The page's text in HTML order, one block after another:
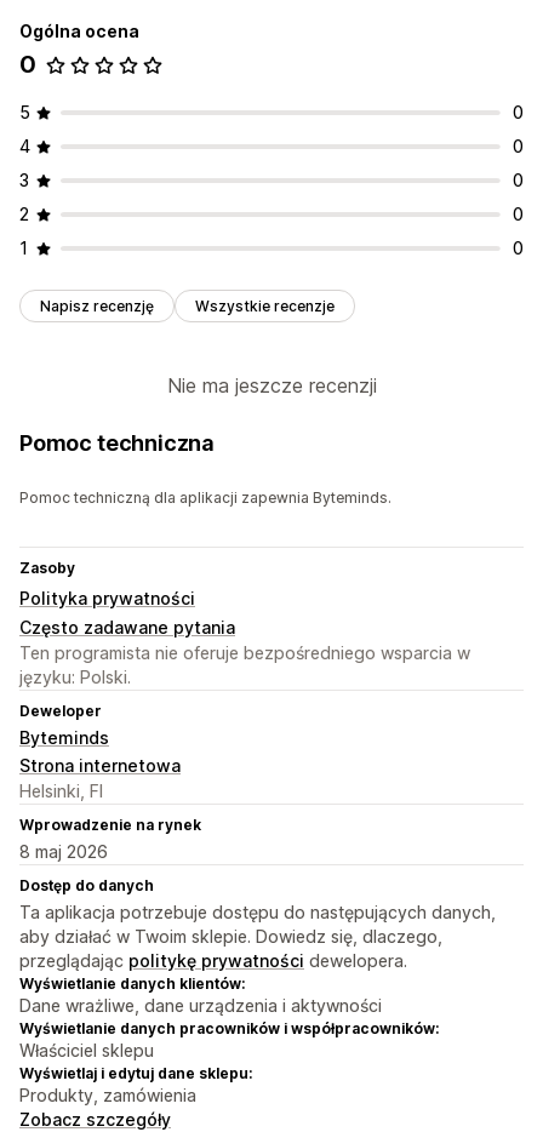
Ogólna ocena
0
5
0
4
0
3
0
2
0
1
0
Napisz recenzję Wszystkie recenzje
Nie ma jeszcze recenzji
Pomoc techniczna
Pomoc techniczną dla aplikacji zapewnia Byteminds.
Zasoby
Polityka prywatności
Często zadawane pytania
Ten programista nie oferuje bezpośredniego wsparcia w
języku: Polski.
Deweloper
Byteminds
Strona internetowa
Helsinki, FI
Wprowadzenie na rynek
8 maj 2026
Dostęp do danych
Ta aplikacja potrzebuje dostępu do następujących danych,
aby działać w Twoim sklepie. Dowiedz się, dlaczego,
przeglądając politykę prywatności dewelopera.
Wyświetlanie danych klientów:
Dane wrażliwe, dane urządzenia i aktywności
Wyświetlanie danych pracowników i współpracowników:
Właściciel sklepu
Wyświetlaj i edytuj dane sklepu:
Produkty, zamówienia
Zobacz szczegóły